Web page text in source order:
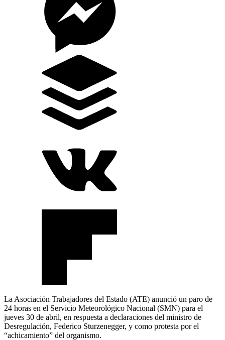
La Asociación Trabajadores del Estado (ATE) anunció un paro de
24 horas en el Servicio Meteorológico Nacional (SMN) para el
jueves 30 de abril, en respuesta a declaraciones del ministro de
Desregulación, Federico Sturzenegger, y como protesta por el
“achicamiento” del organismo.